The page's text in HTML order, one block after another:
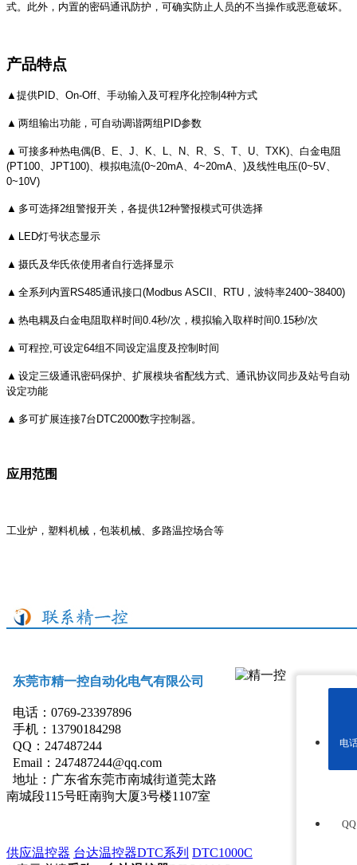
式。此外，内置的密码通讯防护，可确实防止人员的不当操作或恶意破坏。
产品特点
▲ 提供PID、 On-Off、手动输入及可程序化控制 4种方式
▲ 两组输出功能，可自动调谐两组 PID参数
▲ 可接多种热电偶(B、 E、 J、 K、 L、 N、 R、 S、 T、 U、 TXK)、白金电阻
(PT100、 JPT100)、模拟电流(0~20mA、 4~20mA、 )及线性电压(0~5V、
0~10V)
▲ 多可选择2组警报开关，各提供12种警报模式可供选择
▲ LED灯号状态显示
▲ 摄氏及华氏依使用者自行选择显示
▲ 全系列内置RS485通讯接口(Modbus ASCII 、 RTU ，波特率2400~38400)
▲ 热电耦及白金电阻取样时间0.4秒/次，模拟输入取样时间0.15秒/次
▲ 可程控,可设定64组不同设定温度及控制时间
▲ 设定三级通讯密码保护、扩展模块省配线方式、通讯协议同步及站号自动
设定功能
▲ 多可扩展连接7台 DTC2000数字控制器。
应用范围
工业炉，塑料机械，包装机械、多路温控场合等
东莞市精一控自动化电气有限公司
电话：0769-23397896
手机：13790184298
QQ：247487244
Email：247487244@qq.com
地址： 广东省东莞市南城街道莞太路
南城段115号旺南驹大厦3号楼1107室
供应温控器 台达温控器DTC系列 DTC1000C
电